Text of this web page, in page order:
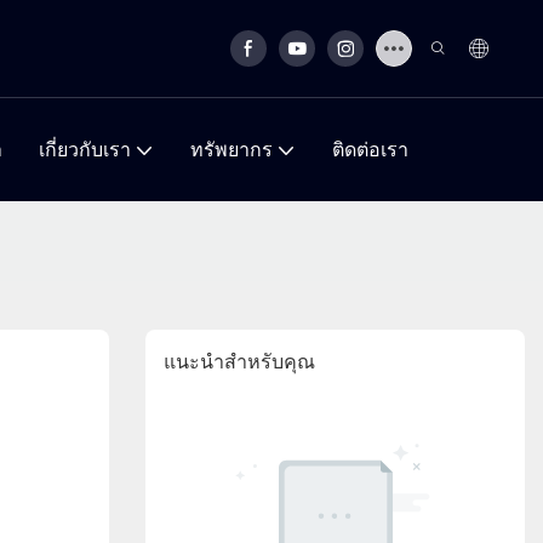
เกี่ยวกับเรา ทรัพยากร ติดต่อเรา
แนะนำสำหรับคุณ